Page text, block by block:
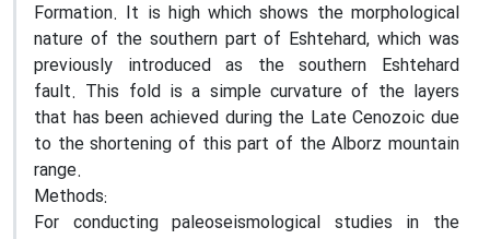
Formation. It is high which shows the morphological
nature of the southern part of Eshtehard, which was
previously introduced as the southern Eshtehard
fault. This fold is a simple curvature of the layers
that has been achieved during the Late Cenozoic due
to the shortening of this part of the Alborz mountain
range.
Methods:
For conducting paleoseismological studies in the